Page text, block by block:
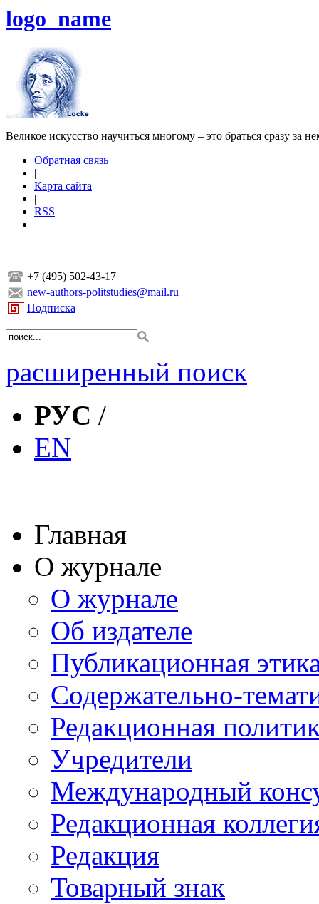
logo_name
Великое искусство научиться многому – это браться сразу за
Обратная связь
|
Карта сайта
|
RSS
+7 (495) 502-43-17
new-authors-politstudies@mail.ru
Подписка
расширенный поиск
РУС /
EN
Главная
О журнале
О журнале
Об издателе
Публикационная
Содержательно-
Редакционная
Учредители
Международный
Редакционная
Редакция
Товарный знак